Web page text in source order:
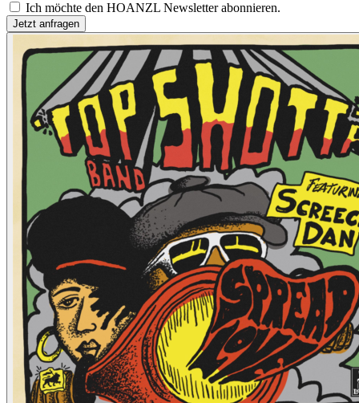
Ich möchte den HOANZL Newsletter abonnieren.